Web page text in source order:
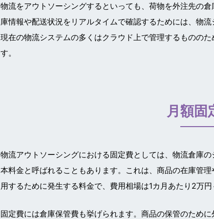
物流をアウトソーシングするといっても、荷物を外注先の
庫情報や配送状況をリアルタイムで確認するためには、物
現在の物流システムの多くはクラウド上で管理するものの
す。
月額固
物流アウトソーシングにおける固定費としては、物流倉庫
本料金と呼ばれることもあります。これは、商品の在庫管
用するために発生する料金で、費用相場は1カ月あたり2万円
固定費には倉庫保管費も挙げられます。商品の保管のため